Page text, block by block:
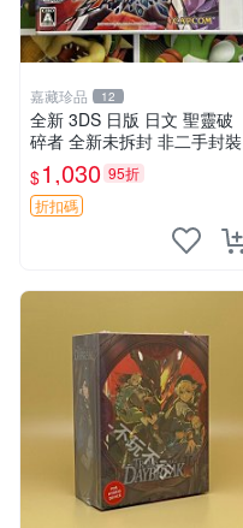
嘉藏珍品 12
全新 3DS 日版 日文 聖靈破
碎者 全新未拆封 非二手封裝
$1,030 95折
折扣碼